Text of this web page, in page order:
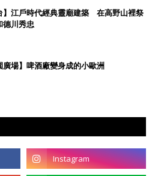
】江戶時代經典靈廟建築 在高野山裡祭
德川秀忠
廣場】啤酒廠變身成的小歐洲